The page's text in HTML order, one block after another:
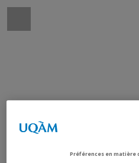
Préférences en matière